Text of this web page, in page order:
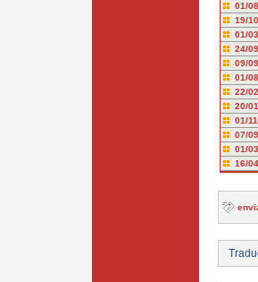
01/
19/
01/
24/
09/
01/
22/
20/
01/
07/
01/
16/